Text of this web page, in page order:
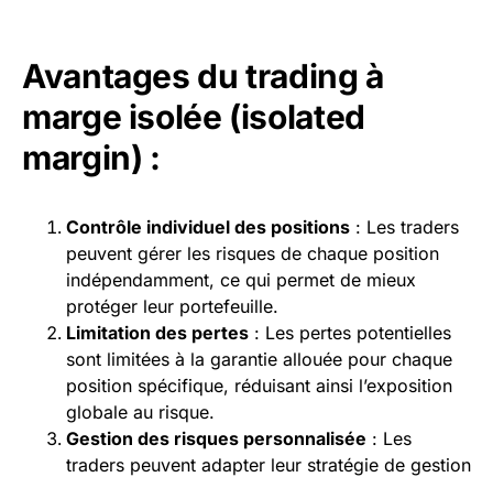
Avantages du trading à
marge isolée (isolated
margin) :
Contrôle individuel des positions : Les traders
peuvent gérer les risques de chaque position
indépendamment, ce qui permet de mieux
protéger leur portefeuille.
Limitation des pertes : Les pertes potentielles
sont limitées à la garantie allouée pour chaque
position spécifique, réduisant ainsi l’exposition
globale au risque.
Gestion des risques personnalisée : Les
traders peuvent adapter leur stratégie de gestion